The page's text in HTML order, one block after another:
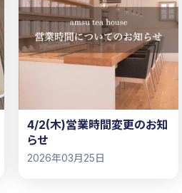
4/2(木)営業時間変更のお知
らせ
2026年03月25日